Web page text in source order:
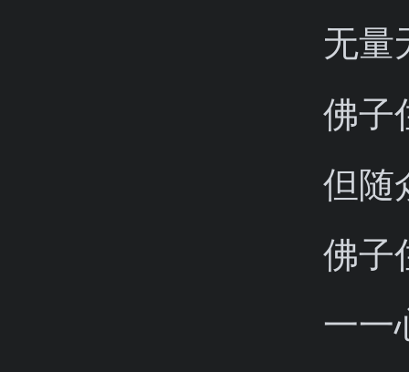
无量
佛子
但随
佛子
一一